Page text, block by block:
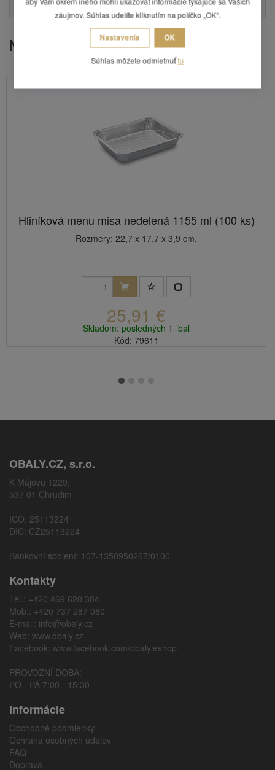
Otázka
Mohlo by Vás zaujímať
Hliníková menu misa nedelená 1155 ml (100 ks)
Rozmery: 22,7 x 17,7 x 3,9 cm.
25,91 €
Skladom: posledných 1 bal
Kód: 79611
OBALY.CZ, s.r.o.
K Májovu 1229,
537 01 Chrudim
IČO: 25113224
DIČ: CZ25113224
Bankovní spojení: 107-1358950267/0100
Kontakty
Tel.: +420 469 620 384
Mob.: +420 737 287 080
E-mail: info@obaly.cz
Web: www.obaly.cz
Facebook: www.facebook.com/obaly.eshop
PROVOZNÍ DOBA:
PO - PÁ 7:00 - 15:30
Informácie
Obchodné podmienky
Ochrana osobných údajov
FAQ
Doprava
záujmov. Súhlas udelíte kliknutím na políčko „OK“.
Nastavenia OK
Súhlas môžete odmietnuťtu